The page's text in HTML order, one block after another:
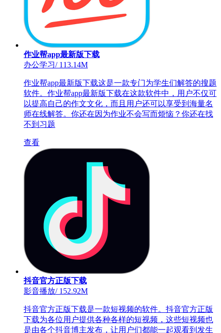
作业帮app最新版下载
办公学习/113.14M
作业帮app最新版下载这是一款专门为学生们解答的搜题
软件。作业帮app最新版下载在这款软件中，用户不仅可
以提高自己的作文文化，而且用户还可以享受到海量名
师在线解答。你还在因为作业不会写而烦恼？你还在找
不到习题
查看
抖音官方正版下载
影音播放/152.92M
抖音官方正版下载是一款短视频的软件。抖音官方正版
下载为各位用户提供各种各样的短视频，这些短视频也
是由各个抖音博主发布，让用户们都能一起观看到发生